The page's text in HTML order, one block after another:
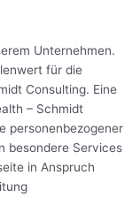
Unternehmen.
für die
Consulting. Eine
– Schmidt
personenbezogener
besondere Services
in Anspruch